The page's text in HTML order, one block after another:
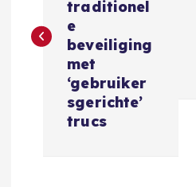
i
traditionel
e
beveiliging
met
‘gebruiker
sgerichte’
trucs